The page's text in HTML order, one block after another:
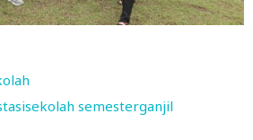
semesterganjil